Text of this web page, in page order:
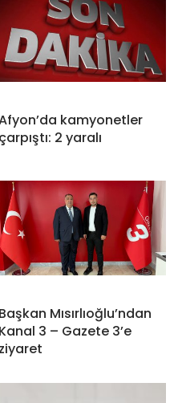
kamyonetler
çarpıştı: 2 yaralı
Başkan Mısırlıoğlu’ndan
Kanal 3 – Gazete 3’e
ziyaret